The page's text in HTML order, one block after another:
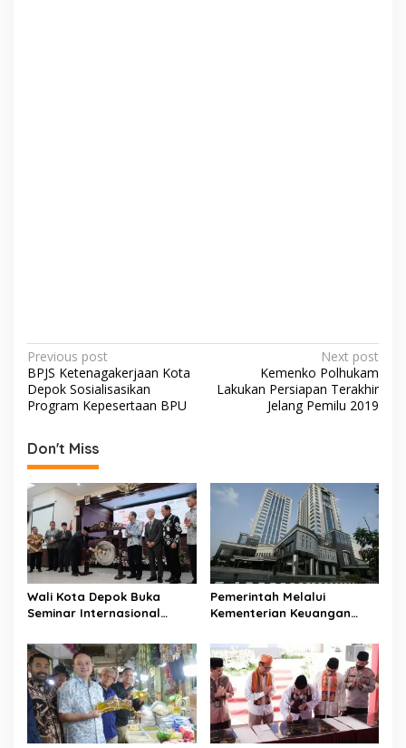
P
o
s
t
n
a
v
i
g
a
t
i
o
n
Previous post
BPJS Ketenagakerjaan Kota
Depok Sosialisasikan
Program Kepesertaan BPU
Next post
Kemenko Polhukam
Lakukan Persiapan Terakhir
Jelang Pemilu 2019
Don't Miss
Wali Kota Depok Buka
Seminar Internasional
Workshop 2023
Pemerintah Melalui
Kementerian Keuangan
Mencapai 60-80 Persen